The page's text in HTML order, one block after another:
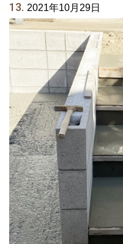
13. 2021年10月29日